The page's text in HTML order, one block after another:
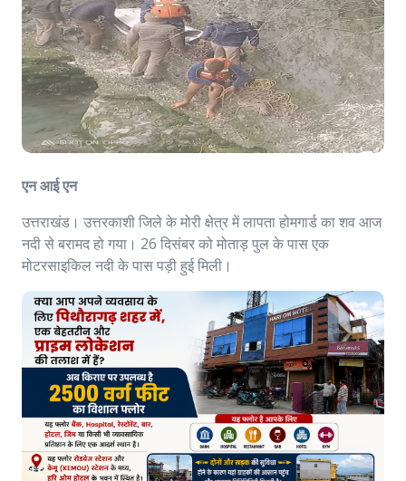
एन आई एन
उत्तराखंड। उत्तरकाशी जिले के मोरी क्षेत्र में लापता होमगार्ड का शव आज
नदी से बरामद हो गया। 26 दिसंबर को मोताड़ पुल के पास एक
मोटरसाइकिल नदी के पास पड़ी हुई मिली।